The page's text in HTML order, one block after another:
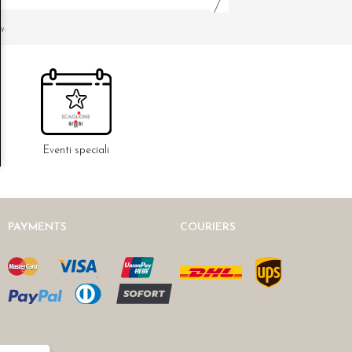
Eventi speciali
PAYMENTS COURIERS